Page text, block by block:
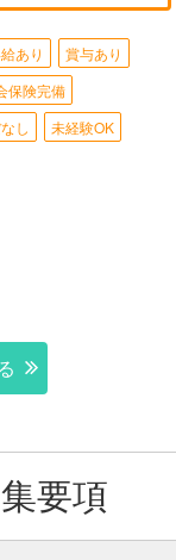
あり
賞与あり
保険完備
し 未経験OK
要項